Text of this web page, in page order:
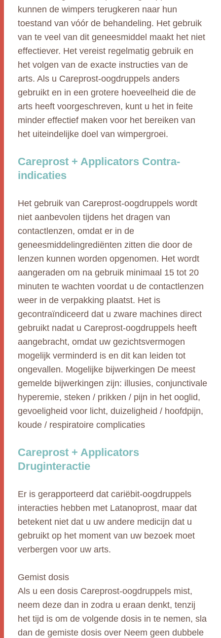
kunnen de wimpers terugkeren naar hun
toestand van vóór de behandeling. Het gebruik
van te veel van dit geneesmiddel maakt het niet
effectiever. Het vereist regelmatig gebruik en
het volgen van de exacte instructies van de
arts. Als u Careprost-oogdruppels anders
gebruikt en in een grotere hoeveelheid die de
arts heeft voorgeschreven, kunt u het in feite
minder effectief maken voor het bereiken van
het uiteindelijke doel van wimpergroei.
Careprost + Applicators Contra-
indicaties
Het gebruik van Careprost-oogdruppels wordt
niet aanbevolen tijdens het dragen van
contactlenzen, omdat er in de
geneesmiddelingrediënten zitten die door de
lenzen kunnen worden opgenomen. Het wordt
aangeraden om na gebruik minimaal 15 tot 20
minuten te wachten voordat u de contactlenzen
weer in de verpakking plaatst. Het is
gecontraïndiceerd dat u zware machines direct
gebruikt nadat u Careprost-oogdruppels heeft
aangebracht, omdat uw gezichtsvermogen
mogelijk verminderd is en dit kan leiden tot
ongevallen. Mogelijke bijwerkingen De meest
gemelde bijwerkingen zijn: illusies, conjunctivale
hyperemie, steken / prikken / pijn in het ooglid,
gevoeligheid voor licht, duizeligheid / hoofdpijn,
koude / respiratoire complicaties
Careprost + Applicators
Druginteractie
Er is gerapporteerd dat cariëbit-oogdruppels
interacties hebben met Latanoprost, maar dat
betekent niet dat u uw andere medicijn dat u
gebruikt op het moment van uw bezoek moet
verbergen voor uw arts.
Gemist dosis
Als u een dosis Careprost-oogdruppels mist,
neem deze dan in zodra u eraan denkt, tenzij
het tijd is om de volgende dosis in te nemen, sla
dan de gemiste dosis over Neem geen dubbele